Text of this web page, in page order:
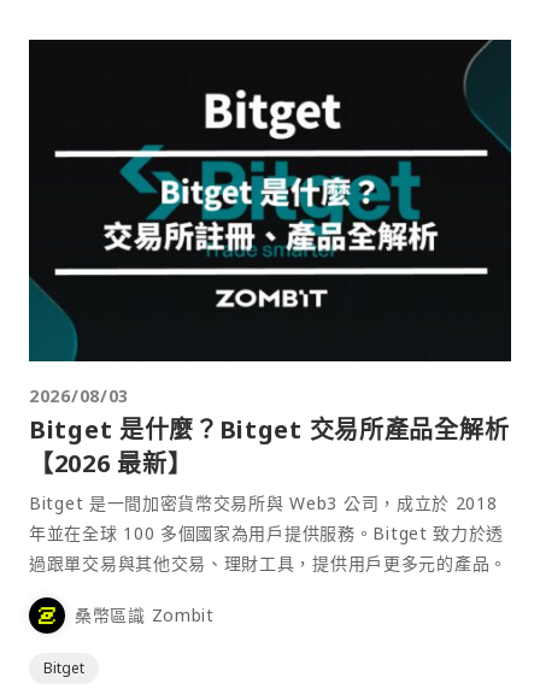
2026/08/03
Bitget 是什麼？Bitget 交易所產品全解析
【2026 最新】
Bitget 是一間加密貨幣交易所與 Web3 公司，成立於 2018
年並在全球 100 多個國家為用戶提供服務。Bitget 致力於透
過跟單交易與其他交易、理財工具，提供用戶更多元的產品。
桑幣區識 Zombit
Bitget